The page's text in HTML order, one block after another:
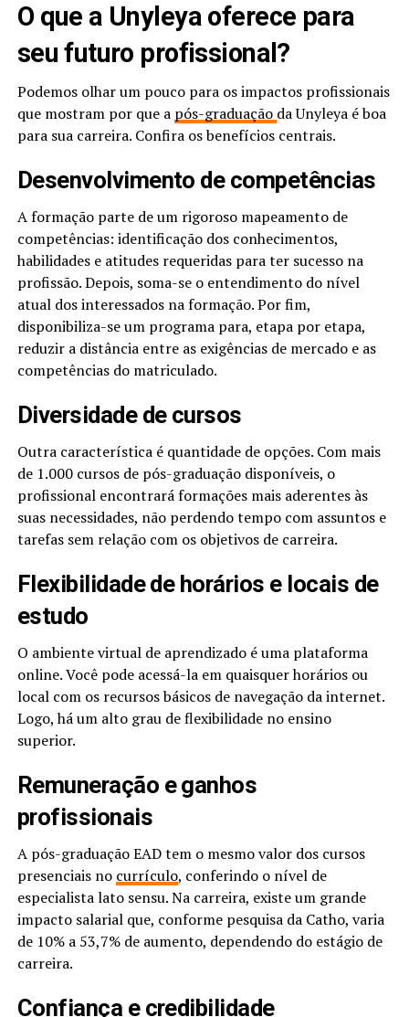
O que a Unyleya oferece para
seu futuro profissional?
Podemos olhar um pouco para os impactos profissionais
que mostram por que a pós-graduação da Unyleya é boa
para sua carreira. Confira os benefícios centrais.
Desenvolvimento de competências
A formação parte de um rigoroso mapeamento de
competências: identificação dos conhecimentos,
habilidades e atitudes requeridas para ter sucesso na
profissão. Depois, soma-se o entendimento do nível
atual dos interessados na formação. Por fim,
disponibiliza-se um programa para, etapa por etapa,
reduzir a distância entre as exigências de mercado e as
competências do matriculado.
Diversidade de cursos
Outra característica é quantidade de opções. Com mais
de 1.000 cursos de pós-graduação disponíveis, o
profissional encontrará formações mais aderentes às
suas necessidades, não perdendo tempo com assuntos e
tarefas sem relação com os objetivos de carreira.
Flexibilidade de horários e locais de
estudo
O ambiente virtual de aprendizado é uma plataforma
online. Você pode acessá-la em quaisquer horários ou
local com os recursos básicos de navegação da internet.
Logo, há um alto grau de flexibilidade no ensino
superior.
Remuneração e ganhos
profissionais
A pós-graduação EAD tem o mesmo valor dos cursos
presenciais no currículo, conferindo o nível de
especialista lato sensu. Na carreira, existe um grande
impacto salarial que, conforme pesquisa da Catho, varia
de 10% a 53,7% de aumento, dependendo do estágio de
carreira.
Confiança e credibilidade